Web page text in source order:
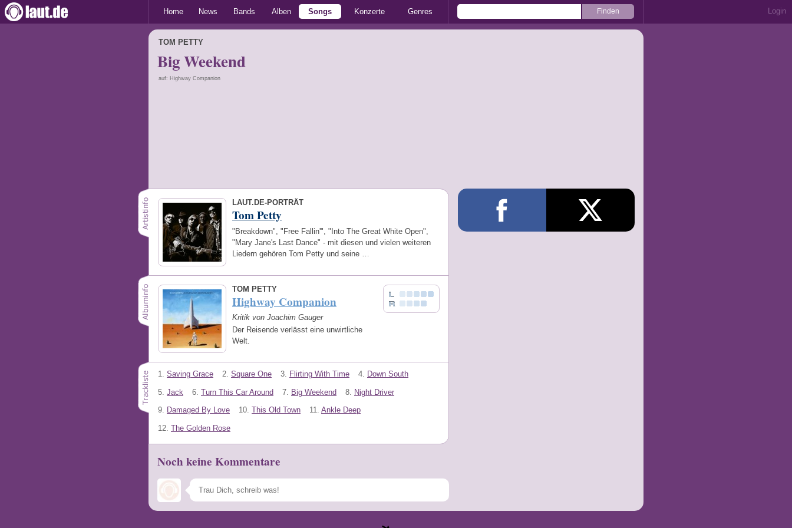
Home News Bands Alben Songs Konzerte Genres Login
TOM PETTY
Big Weekend
auf: Highway Companion
LAUT.DE-PORTRÄT
Tom Petty
"Breakdown", "Free Fallin'", "Into The Great White Open",
"Mary Jane's Last Dance" - mit diesen und vielen weiteren
Liedern gehören Tom Petty und seine …
TOM PETTY
Highway Companion
Kritik von Joachim Gauger
Der Reisende verlässt eine unwirtliche
Welt.
1. Saving Grace 2. Square One 3. Flirting With Time 4. Down South
5. Jack 6. Turn This Car Around 7. Big Weekend 8. Night Driver
9. Damaged By Love 10. This Old Town 11. Ankle Deep
12. The Golden Rose
Noch keine Kommentare
Speichern